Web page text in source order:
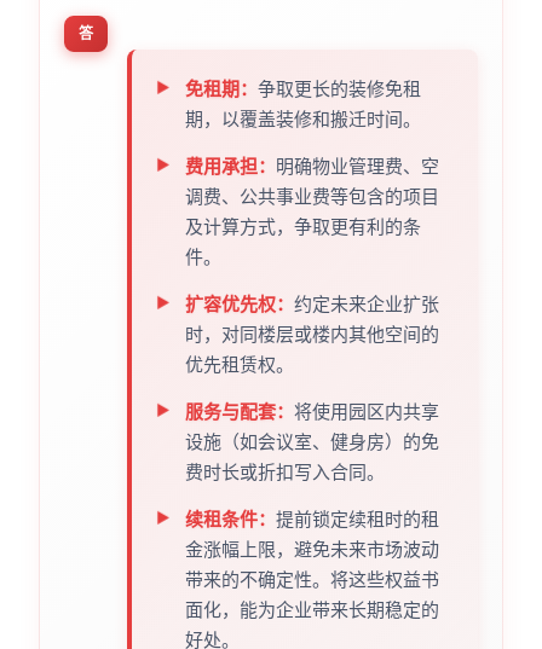
答
免租期： 争取更长的装修免租
期，以覆盖装修和搬迁时间。
费用承担： 明确物业管理费、空
调费、公共事业费等包含的项目
及计算方式，争取更有利的条
件。
扩容优先权： 约定未来企业扩张
时，对同楼层或楼内其他空间的
优先租赁权。
服务与配套： 将使用园区内共享
设施（如会议室、健身房）的免
费时长或折扣写入合同。
续租条件： 提前锁定续租时的租
金涨幅上限，避免未来市场波动
带来的不确定性。将这些权益书
面化，能为企业带来长期稳定的
好处。